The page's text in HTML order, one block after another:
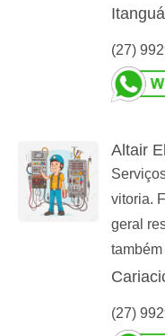
(27)
Altair
vitoria.
geral
(27)